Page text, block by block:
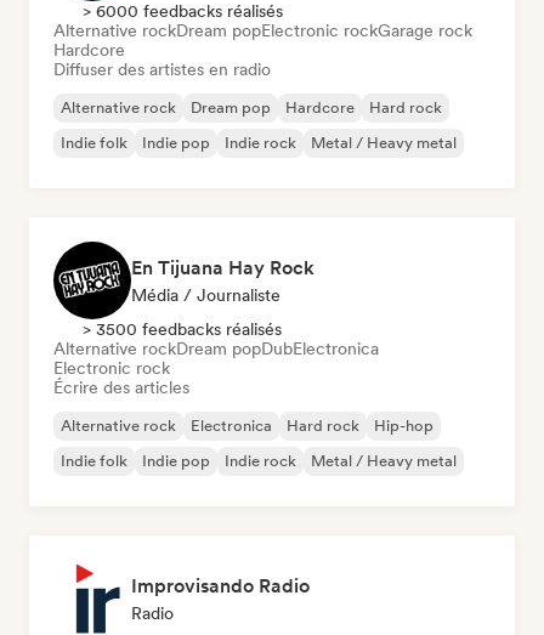
> 6000 feedbacks réalisés
Alternative rockDream popElectronic rockGarage rock
Hardcore
Diffuser des artistes en radio
Alternative rock Dream pop Hardcore
Hard rock
Indie folk
Indie pop Indie rock Metal / Heavy metal
En Tijuana Hay Rock
Média / Journaliste
> 3500 feedbacks réalisés
Alternative rockDream popDubElectronica
Electronic rock
Écrire des articles
Alternative rock Electronica Hard rock
Hip-hop
Indie folk
Indie pop Indie rock Metal / Heavy metal
Improvisando Radio
Radio